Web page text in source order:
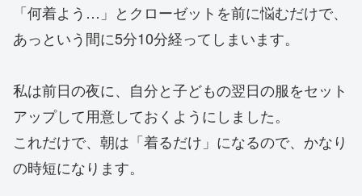
「何着よう…」とクローゼットを前に悩むだけで、
あっという間に5分10分経ってしまいます。
私は前日の夜に、自分と子どもの翌日の服をセット
アップして用意しておくようにしました。
これだけで、朝は「着るだけ」になるので、かなり
の時短になります。